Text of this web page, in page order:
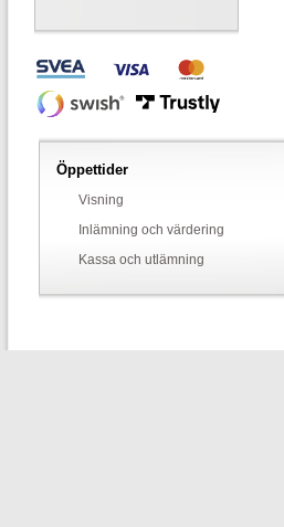
Öppettider
Visning
Inlämning och värdering
Kassa och utlämning